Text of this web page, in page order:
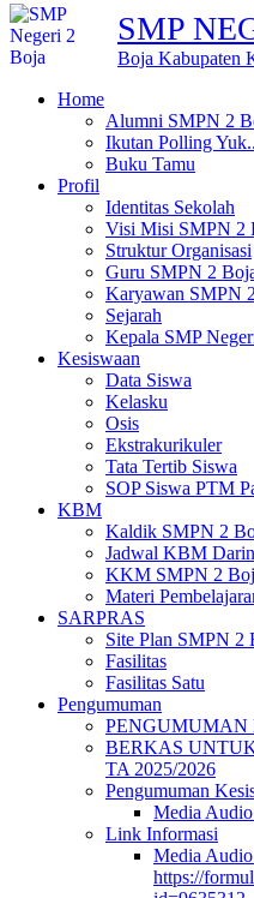
SMP
Boja Kabupaten
Home
Alumni SMPN 2
Ikutan Polling
Buku Tamu
Profil
Identitas Sekolah
Visi Misi SMPN 2
Struktur Organisasi
Guru SMPN 2
Karyawan SMPN
Sejarah
Kepala SMP
Kesiswaan
Data Siswa
Kelasku
Osis
Ekstrakurikuler
Tata Tertib Siswa
SOP Siswa PTM
KBM
Kaldik SMPN 2
Jadwal KBM
KKM SMPN 2
Materi
SARPRAS
Site Plan SMPN 2
Fasilitas
Fasilitas Satu
Pengumuman
PENGUMUMAN
BERKAS
TA 2025/2026
Pengumuman
Media
Link Informasi
Media
https://